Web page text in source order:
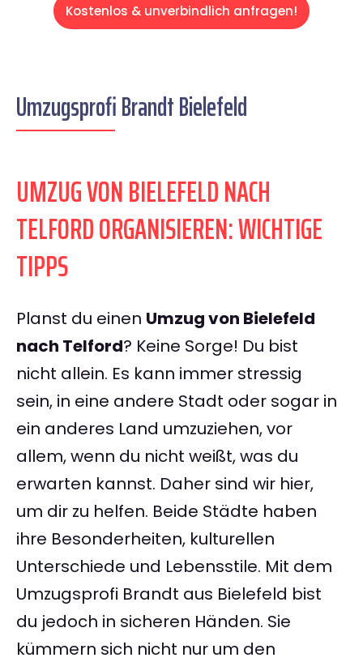
Kostenlos & unverbindlich anfragen!
Umzugsprofi Brandt Bielefeld
UMZUG VON BIELEFELD NACH
TELFORD ORGANISIEREN: WICHTIGE
TIPPS
Planst du einen Umzug von Bielefeld
nach Telford? Keine Sorge! Du bist
nicht allein. Es kann immer stressig
sein, in eine andere Stadt oder sogar in
ein anderes Land umzuziehen, vor
allem, wenn du nicht weißt, was du
erwarten kannst. Daher sind wir hier,
um dir zu helfen. Beide Städte haben
ihre Besonderheiten, kulturellen
Unterschiede und Lebensstile. Mit dem
Umzugsprofi Brandt aus Bielefeld bist
du jedoch in sicheren Händen. Sie
kümmern sich nicht nur um den